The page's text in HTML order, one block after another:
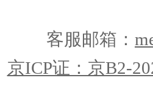
客服邮箱：
京ICP证：京B2-